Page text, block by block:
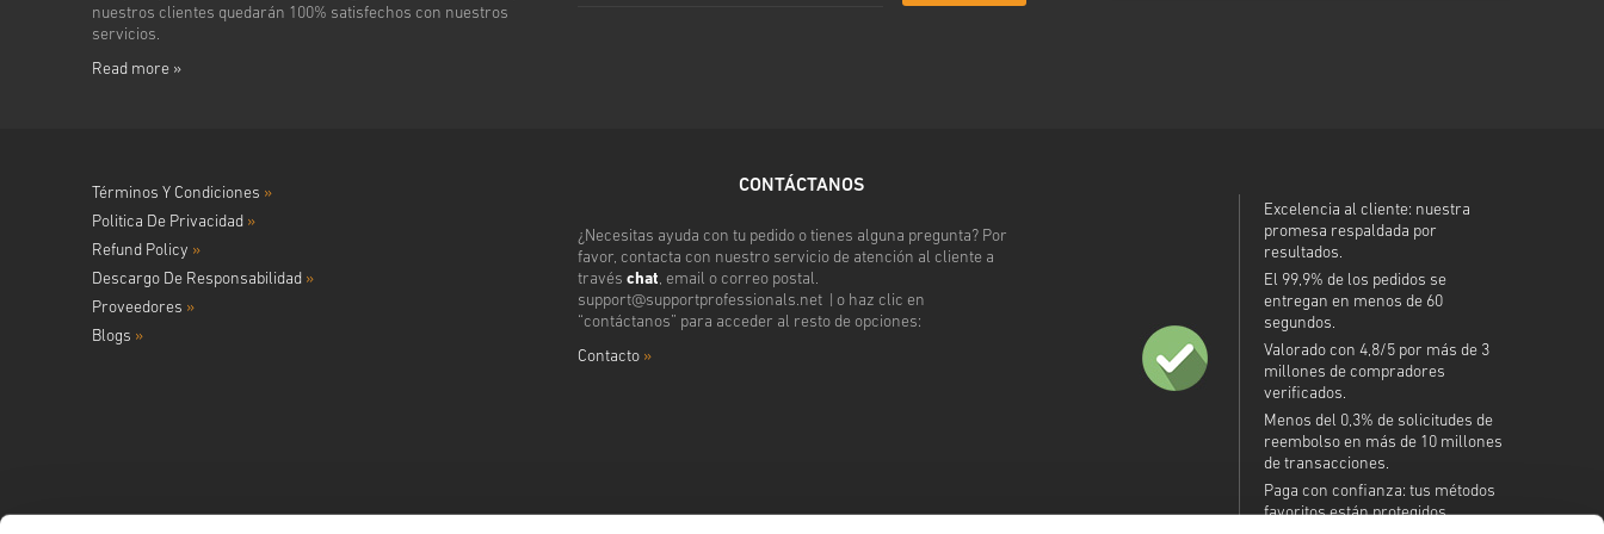
nuestros clientes quedarán 100% satisfechos con nuestros
servicios.
Read more »
Términos Y Condiciones »
Politica De Privacidad »
Refund Policy »
Descargo De Responsabilidad »
Proveedores »
Blogs »
CONTÁCTANOS
¿Necesitas ayuda con tu pedido o tienes alguna pregunta? Por
favor, contacta con nuestro servicio de atención al cliente a
través chat, email o correo postal.
support@supportprofessionals.net| o haz clic en
“contáctanos” para acceder al resto de opciones:
Contacto »
Excelencia al cliente: nuestra
promesa respaldada por
resultados.
El 99,9% de los pedidos se
entregan en menos de 60
segundos.
Valorado con 4,8/5 por más de 3
millones de compradores
verificados.
Menos del 0,3% de solicitudes de
reembolso en más de 10 millones
de transacciones.
Paga con confianza: tus métodos
favoritos están protegidos.